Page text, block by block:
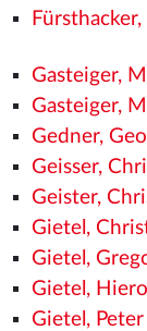
Gasteiger,
Gasteiger,
Gedner,
Geisser,
Geister,
Gietel,
Gietel,
Gietel,
Gietel, Peter